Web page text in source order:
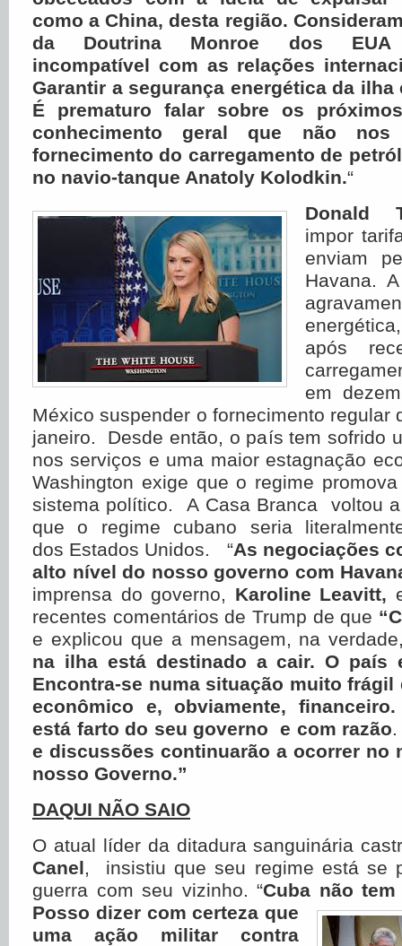
como a China, desta região.
da Doutrina Monroe dos EUA
incompatível com as relações
Garantir a segurança energética da ilha
É prematuro falar sobre os
conhecimento geral que não nos
fornecimento do carregamento de
no navio-tanque Anatoly Kolodkin.“
Donald
impor
enviam
Havana.
após
em
México suspender o fornecimento regular
janeiro. Desde então, o país tem sofrido
nos serviços e uma maior estagnação
Washington exige que o regime
sistema político. A Casa Branca voltou
que o regime cubano seria
dos Estados Unidos. “As negociações
alto nível do nosso governo com
imprensa do governo, Karoline Leavitt,
recentes comentários de Trump de que
e explicou que a mensagem, na
na ilha está destinado a cair. O país
Encontra-se numa situação muito
econômico e, obviamente,
está farto do seu governo e com razão
e discussões continuarão a ocorrer no
nosso Governo.”
DAQUI NÃO SAIO
O atual líder da ditadura sanguinária
Canel, insistiu que seu regime está se
guerra com seu vizinho. “Cuba não tem
Posso dizer com certeza que
uma ação militar contra